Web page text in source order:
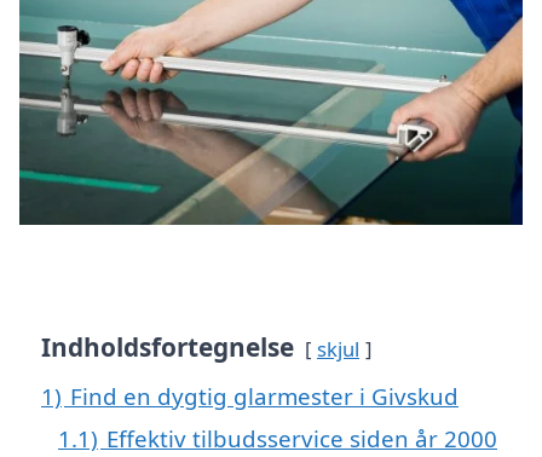
Indholdsfortegnelse skjul
1) Find en dygtig glarmester i Givskud
1.1) Effektiv tilbudsservice siden år 2000